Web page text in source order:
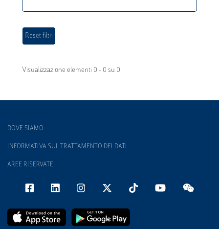
Visualizzazione elementi 0 - 0 su 0
DOVE SIAMO
INFORMATIVA SUL TRATTAMENTO DEI DATI
AREE RISERVATE